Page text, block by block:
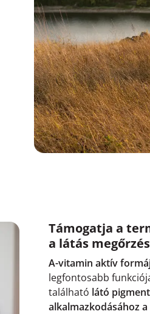
Támogatja a
a látás
A-vitamin aktív
legfontosabb
található látó
alkalmazkodásához